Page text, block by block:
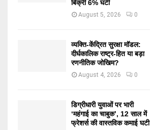
बिक्री 6% घटी
August 5, 2026 0
व्यक्ति-केंद्रित सुरक्षा मॉडल:
दीर्घकालिक राष्ट्र-हित या बड़ा
रणनीतिक जोखिम?
August 4, 2026 0
डिग्रीधारी युवाओं पर भारी
‘महंगाई का चाबुक’, 12 साल में
फ्रेशर्स की वास्तविक कमाई घटी